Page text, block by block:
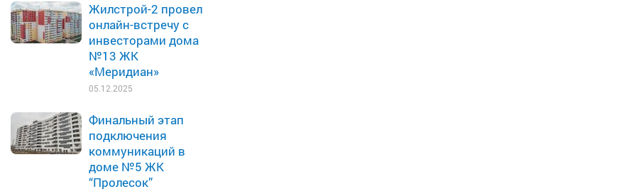
Жилстрой-2 провел
онлайн-встречу с
инвесторами дома
№13 ЖК
«Меридиан»
05.12.2025
Финальный этап
подключения
коммуникаций в
доме №5 ЖК
“Пролесок”